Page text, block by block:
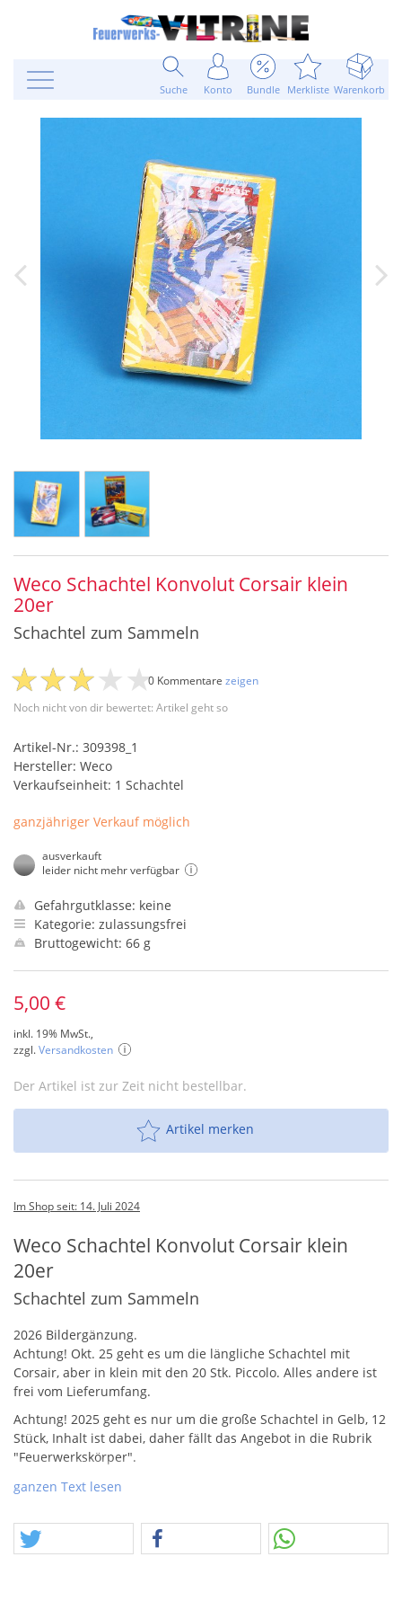
Suche Konto Bundle Merkliste Warenkorb
Weco Schachtel Konvolut Corsair klein
20er
Schachtel zum Sammeln
Noch nicht von dir bewertet: Artikel geht so
0 Kommentare zeigen
Artikel-Nr.: 309398_1
Hersteller: Weco
Verkaufseinheit: 1 Schachtel
ganzjähriger Verkauf möglich
ausverkauft
leider nicht mehr verfügbar
Gefahrgutklasse: keine
Kategorie: zulassungsfrei
Bruttogewicht: 66 g
5,00 €
inkl. 19% MwSt.,
zzgl.Versandkosten
Der Artikel ist zur Zeit nicht bestellbar.
Artikel merken
Im Shop seit: 14. Juli 2024
Weco Schachtel Konvolut Corsair klein
20er
Schachtel zum Sammeln
2026 Bildergänzung.
Achtung! Okt. 25 geht es um die längliche Schachtel mit
Corsair, aber in klein mit den 20 Stk. Piccolo. Alles andere ist
frei vom Lieferumfang.
Achtung! 2025 geht es nur um die große Schachtel in Gelb, 12
Stück, Inhalt ist dabei, daher fällt das Angebot in die Rubrik
"Feuerwerkskörper".
Alter Text.
Weco. Allem voran die Corsair-Packung in der Größe
"Widowmaker". Das waren polnische Reibeböller mit Pfiff und
Crackling, die es aber Anf. der 90er Jahre auf den üblichen
ganzen Text lesen